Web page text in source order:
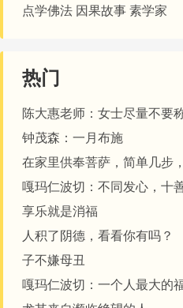
点学佛法 因果故事 素学家
热门
陈大惠老师：女士尽量不要
钟茂森：一月布施
在家里供奉菩萨，简单几步
嘎玛仁波切：不同发心，十
享乐就是消福
人积了阴德，看看你有吗？
子不嫌母丑
嘎玛仁波切：一个人最大的